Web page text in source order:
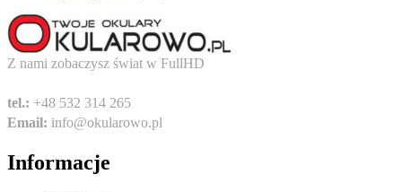
Z nami zobaczysz świat w FullHD
tel.: +48 532 314 265
Email: info@okularowo.pl
Informacje